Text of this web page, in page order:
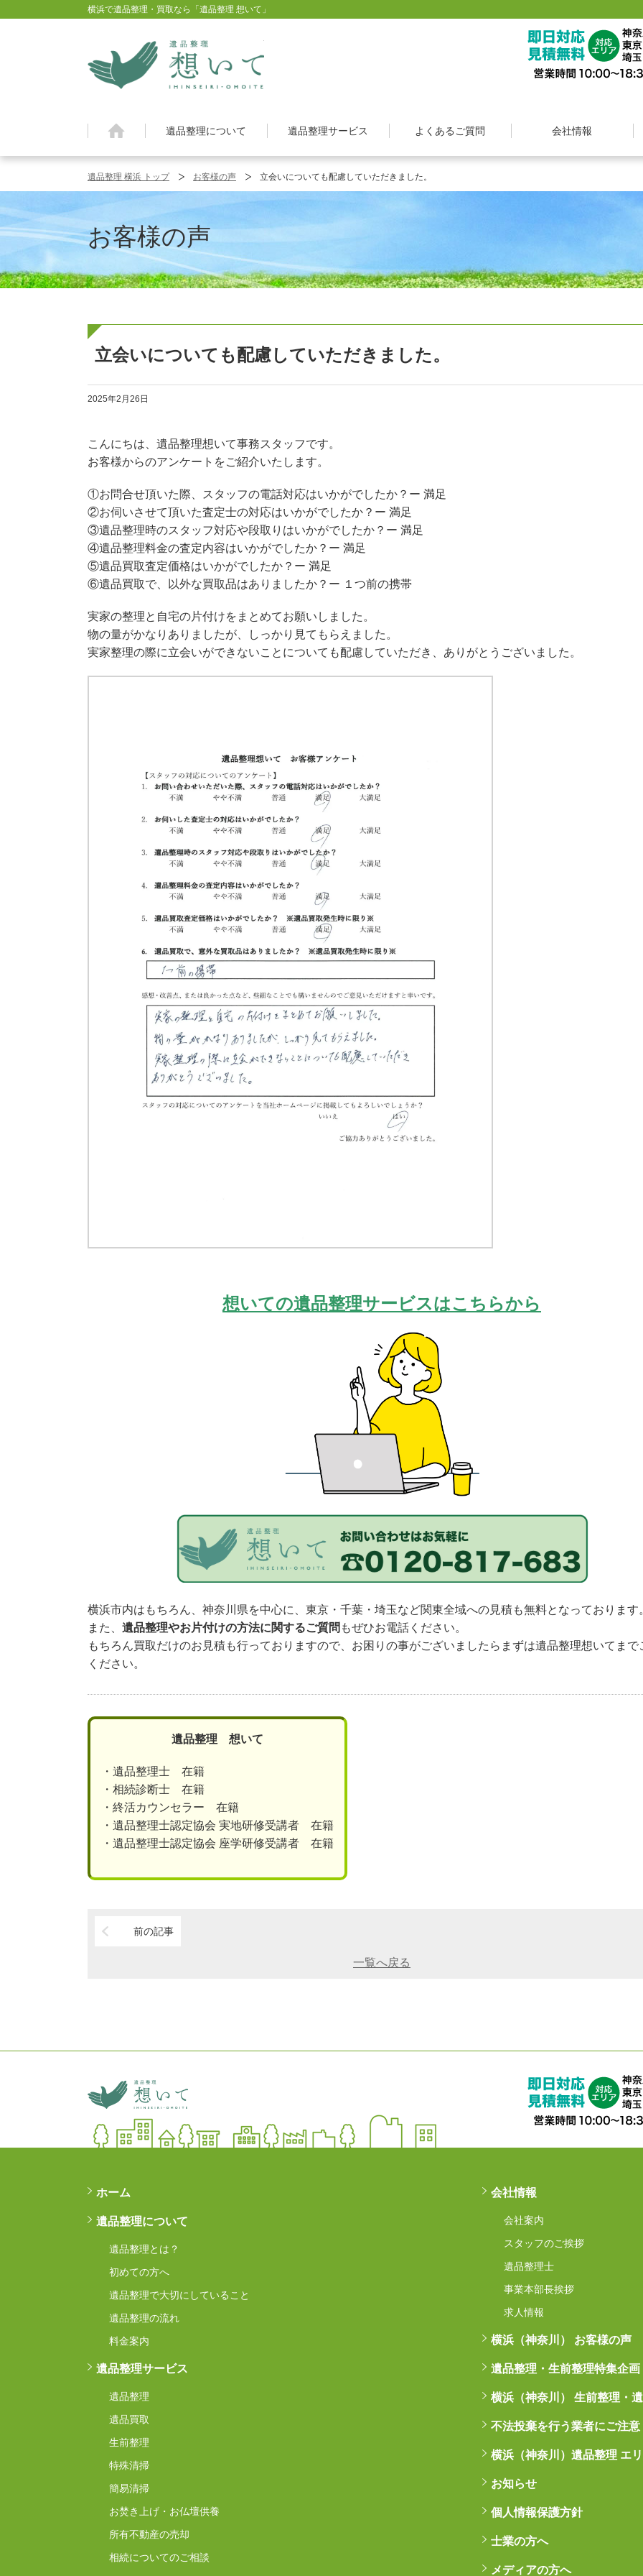
横浜で遺品整理・買取なら「遺品整理 想いて」
横浜の遺品整理は想いに寄り添う【遺品整理想いて】
遺品整理について 遺品整理サービス よくあるご質問 会社情報
遺品整理 横浜 トップ お客様の声 立会いについても配慮していただきました。
お客様の声
立会いについても配慮していただきました。
2025年2月26日
こんにちは、遺品整理想いて事務スタッフです。
お客様からのアンケートをご紹介いたします。
①お問合せ頂いた際、スタッフの電話対応はいかがでしたか？ー 満足
②お伺いさせて頂いた査定士の対応はいかがでしたか？ー 満足
③遺品整理時のスタッフ対応や段取りはいかがでしたか？ー 満足
④遺品整理料金の査定内容はいかがでしたか？ー 満足
⑤遺品買取査定価格はいかがでしたか？ー 満足
⑥遺品買取で、以外な買取品はありましたか？ー １つ前の携帯
実家の整理と自宅の片付けをまとめてお願いしました。
物の量がかなりありましたが、しっかり見てもらえました。
実家整理の際に立会いができないことについても配慮していただき、ありがとうございました。
想いての遺品整理サービスはこちらから
横浜市内はもちろん、 神奈川県を中心に、東京・千葉・埼玉など関東全域への見積も無料となっております
また、 遺品整理やお片付けの方法に関するご質問 もぜひお電話ください。
もちろん買取だけのお見積も行っておりますので、お困りの事がございましたらまずは遺品整理想いてまで
ください。
遺品整理 想いて
・遺品整理士 在籍
・相続診断士 在籍
・終活カウンセラー 在籍
・遺品整理士認定協会 実地研修受講者 在籍
・遺品整理士認定協会 座学研修受講者 在籍
前の記事
一覧へ戻る
ホーム
遺品整理について
遺品整理とは？
初めての方へ
遺品整理で大切にしていること
遺品整理の流れ
料金案内
遺品整理サービス
遺品整理
遺品買取
生前整理
特殊清掃
簡易清掃
お焚き上げ・お仏壇供養
所有不動産の売却
相続についてのご相談
会社情報
会社案内
スタッフのご挨拶
遺品整理士
事業本部長挨拶
求人情報
横浜（神奈川） お客様の声
遺品整理・生前整理特集企画
横浜（神奈川） 生前整理・
不法投棄を行う業者にご注
横浜（神奈川）遺品整理 エ
お知らせ
個人情報保護方針
士業の方へ
メディアの方へ